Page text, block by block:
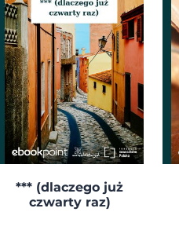
*** (dlaczego już
czwarty raz)